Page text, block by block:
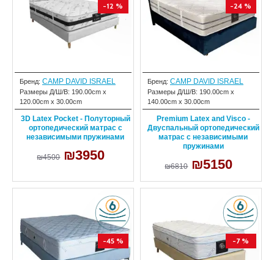
-12 %
Бренд: CAMP DAVID ISRAEL
Размеры Д/Ш/В: 190.00cm x
120.00cm x 30.00cm
3D Latex Pocket - Полуторный
ортопедический матрас с
независимыми пружинами
₪4500 ₪3950
-24 %
Бренд: CAMP DAVID ISRAEL
Размеры Д/Ш/В: 190.00cm x
140.00cm x 30.00cm
Premium Latex and Visco -
Двуспальный ортопедический
матрас с независимыми
пружинами
₪6810 ₪5150
-45 % -7 %